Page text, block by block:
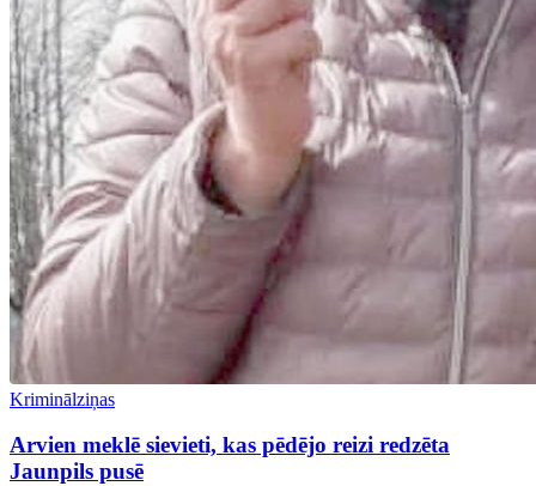
Kriminālziņas
Arvien meklē sievieti, kas pēdējo reizi redzēta
Jaunpils pusē